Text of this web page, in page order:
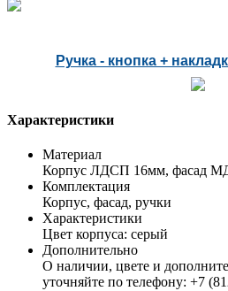
Ручка - кнопка +
Характеристики
Материал
Корпус ЛДСП 16мм, фасад
Комплектация
Корпус, фасад, ручки
Характеристики
Цвет корпуса: серый
Дополнительно
О наличии, цвете и
уточняйте по телефону: +7